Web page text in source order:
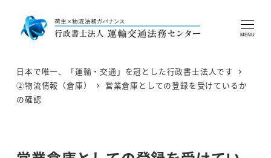
MENU
日本で唯一、「運輸・交通」を冠とした行政書士法人です
②物流情報（倉庫）
営業倉庫としての登録を受けているか
の確認